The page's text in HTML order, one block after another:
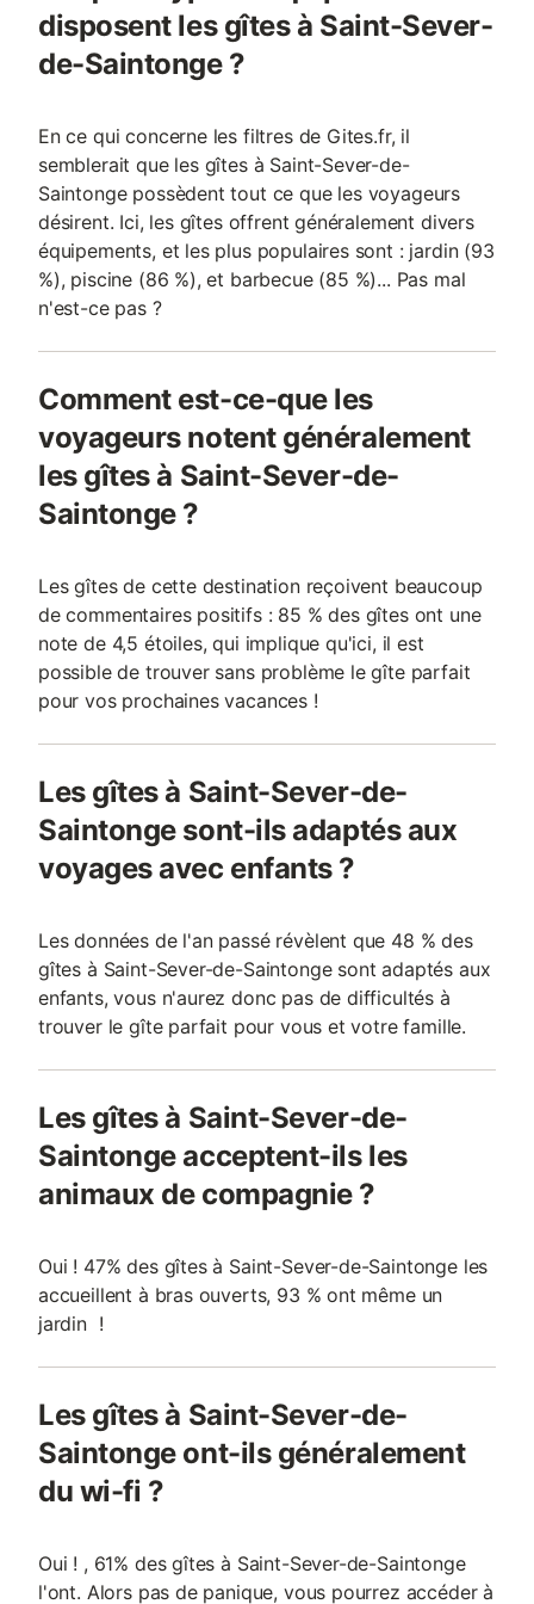
disposent les gîtes à Saint-Sever-
de-Saintonge ?
En ce qui concerne les filtres de Gites.fr, il
semblerait que les gîtes à Saint-Sever-de-
Saintonge possèdent tout ce que les voyageurs
désirent. Ici, les gîtes offrent généralement divers
équipements, et les plus populaires sont : jardin (93
%), piscine (86 %), et barbecue (85 %)... Pas mal
n'est-ce pas ?
Comment est-ce-que les
voyageurs notent généralement
les gîtes à Saint-Sever-de-
Saintonge ?
Les gîtes de cette destination reçoivent beaucoup
de commentaires positifs : 85 % des gîtes ont une
note de 4,5 étoiles, qui implique qu'ici, il est
possible de trouver sans problème le gîte parfait
pour vos prochaines vacances !
Les gîtes à Saint-Sever-de-
Saintonge sont-ils adaptés aux
voyages avec enfants ?
Les données de l'an passé révèlent que 48 % des
gîtes à Saint-Sever-de-Saintonge sont adaptés aux
enfants, vous n'aurez donc pas de difficultés à
trouver le gîte parfait pour vous et votre famille.
Les gîtes à Saint-Sever-de-
Saintonge acceptent-ils les
animaux de compagnie ?
Oui ! 47% des gîtes à Saint-Sever-de-Saintonge les
accueillent à bras ouverts, 93 % ont même un
jardin !
Les gîtes à Saint-Sever-de-
Saintonge ont-ils généralement
du wi-fi ?
Oui ! , 61% des gîtes à Saint-Sever-de-Saintonge
l'ont. Alors pas de panique, vous pourrez accéder à